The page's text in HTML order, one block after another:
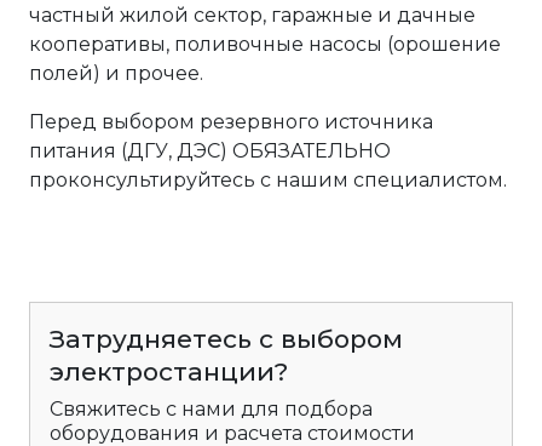
частный жилой сектор, гаражные и дачные
кооперативы, поливочные насосы (орошение
полей) и прочее.
Перед выбором резервного источника
питания (ДГУ, ДЭС) ОБЯЗАТЕЛЬНО
проконсультируйтесь с нашим специалистом.
Затрудняетесь с выбором
электростанции?
Свяжитесь с нами для подбора
оборудования и расчета стоимости